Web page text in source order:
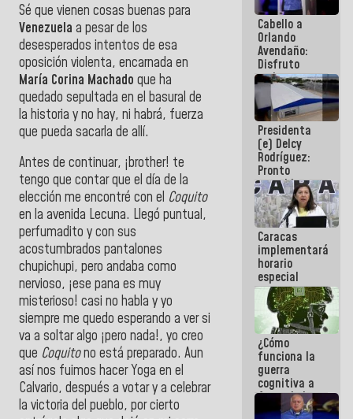
Sé que vienen cosas buenas para
Venezuela a pesar de los
desesperados intentos de esa
oposición violenta, encarnada en
María Corina Machado que ha
quedado sepultada en el basural de
la historia y no hay, ni habrá, fuerza
que pueda sacarla de allí.
Antes de continuar, ¡brother! te
tengo que contar que el día de la
elección me encontré con el Coquito
en la avenida Lecuna. Llegó puntual,
perfumadito y con sus
acostumbrados pantalones
chupichupi, pero andaba como
nervioso, ¡ese pana es muy
misterioso! casi no habla y yo
siempre me quedo esperando a ver si
va a soltar algo ¡pero nada!, yo creo
que Coquitono está preparado. Aun
así nos fuimos hacer Yoga en el
Calvario, después a votar y a celebrar
la victoria del pueblo, por cierto
Cabello a
Orlando
Avendaño:
Disfruto
cada vez
que escribes
porque lo
que haces
es
embarrarla
Presidenta
(e) Delcy
Rodríguez:
Pronto
restableceremos
las
operaciones
en el
Aeropuerto
Internacional
de
Maiquetía
Caracas
implementará
horario
especial
para
adaptarse
al plan de
ahorro
energético
¿Cómo
funciona la
guerra
cognitiva a
favor de la
narrativa